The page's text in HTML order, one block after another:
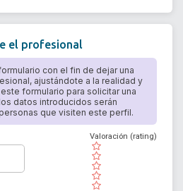
el profesional
con el fin de dejar una
ajustándote a la realidad y
formulario para solicitar una
datos introducidos serán
que visiten este perfil.
( )
( )
( )
( )
( )
Valoración (rating)